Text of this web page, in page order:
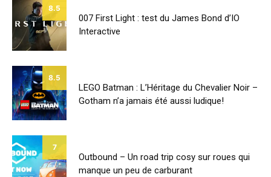
8.5
007 First Light : test du James Bond d’IO
Interactive
8.5
LEGO Batman : L’Héritage du Chevalier Noir –
Gotham n’a jamais été aussi ludique!
7
Outbound – Un road trip cosy sur roues qui
manque un peu de carburant